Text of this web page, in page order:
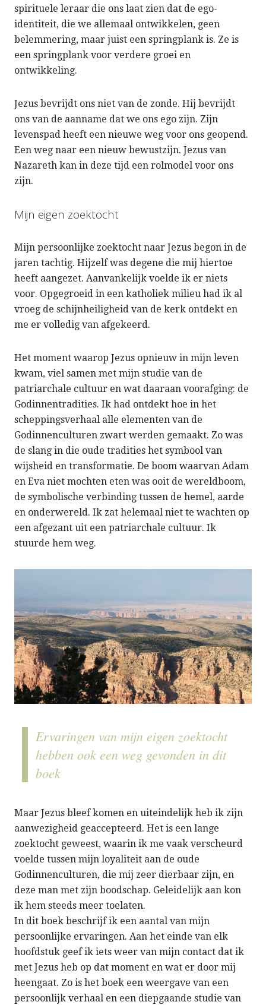
spirituele leraar die ons laat zien dat de ego-
identiteit, die we allemaal ontwikkelen, geen
belemmering, maar juist een springplank is. Ze is
een springplank voor verdere groei en
ontwikkeling.
Jezus bevrijdt ons niet van de zonde. Hij bevrijdt
ons van de aanname dat we ons ego zijn. Zijn
levenspad heeft een nieuwe weg voor ons geopend.
Een weg naar een nieuw bewustzijn. Jezus van
Nazareth kan in deze tijd een rolmodel voor ons
zijn.
Mijn eigen zoektocht
Mijn persoonlijke zoektocht naar Jezus begon in de
jaren tachtig. Hijzelf was degene die mij hiertoe
heeft aangezet. Aanvankelijk voelde ik er niets
voor. Opgegroeid in een katholiek milieu had ik al
vroeg de schijnheiligheid van de kerk ontdekt en
me er volledig van afgekeerd.
Het moment waarop Jezus opnieuw in mijn leven
kwam, viel samen met mijn studie van de
patriarchale cultuur en wat daaraan voorafging: de
Godinnentradities. Ik had ontdekt hoe in het
scheppingsverhaal alle elementen van de
Godinnenculturen zwart werden gemaakt. Zo was
de slang in die oude tradities het symbool van
wijsheid en transformatie. De boom waarvan Adam
en Eva niet mochten eten was ooit de wereldboom,
de symbolische verbinding tussen de hemel, aarde
en onderwereld. Ik zat helemaal niet te wachten op
een afgezant uit een patriarchale cultuur. Ik
stuurde hem weg.
Ervaringen van mijn eigen zoektocht
hebben ook een weg gevonden in dit
boek
Maar Jezus bleef komen en uiteindelijk heb ik zijn
aanwezigheid geaccepteerd. Het is een lange
zoektocht geweest, waarin ik me vaak verscheurd
voelde tussen mijn loyaliteit aan de oude
Godinnenculturen, die mij zeer dierbaar zijn, en
deze man met zijn boodschap. Geleidelijk aan kon
ik hem steeds meer toelaten.
In dit boek beschrijf ik een aantal van mijn
persoonlijke ervaringen. Aan het einde van elk
hoofdstuk geef ik iets weer van mijn contact dat ik
met Jezus heb op dat moment en wat er door mij
heengaat. Zo is het boek een weergave van een
persoonlijk verhaal en een diepgaande studie van